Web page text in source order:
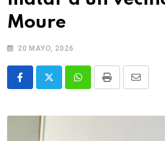
Moure
20 MAYO, 2026
WhatsappPrint
Share
Email